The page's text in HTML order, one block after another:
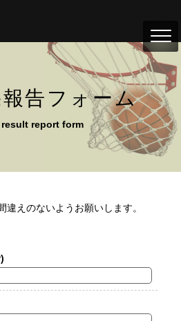
告フォーム
report form
違えのないようお願いします。